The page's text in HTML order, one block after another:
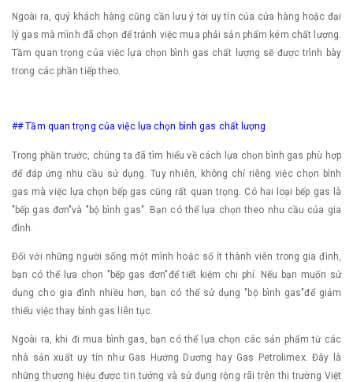
Ngoài ra, quý khách hàng cũng cần lưu ý tới uy tín của cửa hàng hoặc đại
lý gas mà mình đã chọn để tránh việc mua phải sản phẩm kém chất lượng.
Tầm quan trọng của việc lựa chọn bình gas chất lượng sẽ được trình bày
trong các phần tiếp theo.
## Tầm quan trọng của việc lựa chọn bình gas chất lượng
Trong phần trước, chúng ta đã tìm hiểu về cách lựa chọn bình gas phù hợp
để đáp ứng nhu cầu sử dụng. Tuy nhiên, không chỉ riêng việc chọn bình
gas mà việc lựa chọn bếp gas cũng rất quan trọng. Có hai loại bếp gas là
"bếp gas đơn"và "bộ bình gas". Bạn có thể lựa chọn theo nhu cầu của gia
đình.
Đối với những người sống một mình hoặc số ít thành viên trong gia đình,
bạn có thể lựa chọn "bếp gas đơn"để tiết kiệm chi phí. Nếu bạn muốn sử
dụng cho gia đình nhiều hơn, bạn có thể sử dụng "bộ bình gas"để giảm
thiểu việc thay bình gas liên tục.
Ngoài ra, khi đi mua bình gas, bạn có thể lựa chọn các sản phẩm từ các
nhà sản xuất uy tín như Gas Hướng Dương hay Gas Petrolimex. Đây là
những thương hiệu được tin tưởng và sử dụng rộng rãi trên thị trường Việt